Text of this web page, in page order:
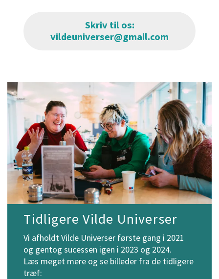
Skriv til os:
vildeuniverser@gmail.com
Tidligere Vilde Universer
Vi afholdt Vilde Universer første gang i 2021
og gentog sucessen igen i 2023 og 2024.
Læs meget mere og se billeder fra de tidligere
træf: